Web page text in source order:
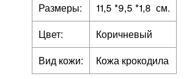
Размеры:
11,5 *9,5 *1,8 см.
Цвет:
Коричневый
Вид кожи:
Кожа крокодила